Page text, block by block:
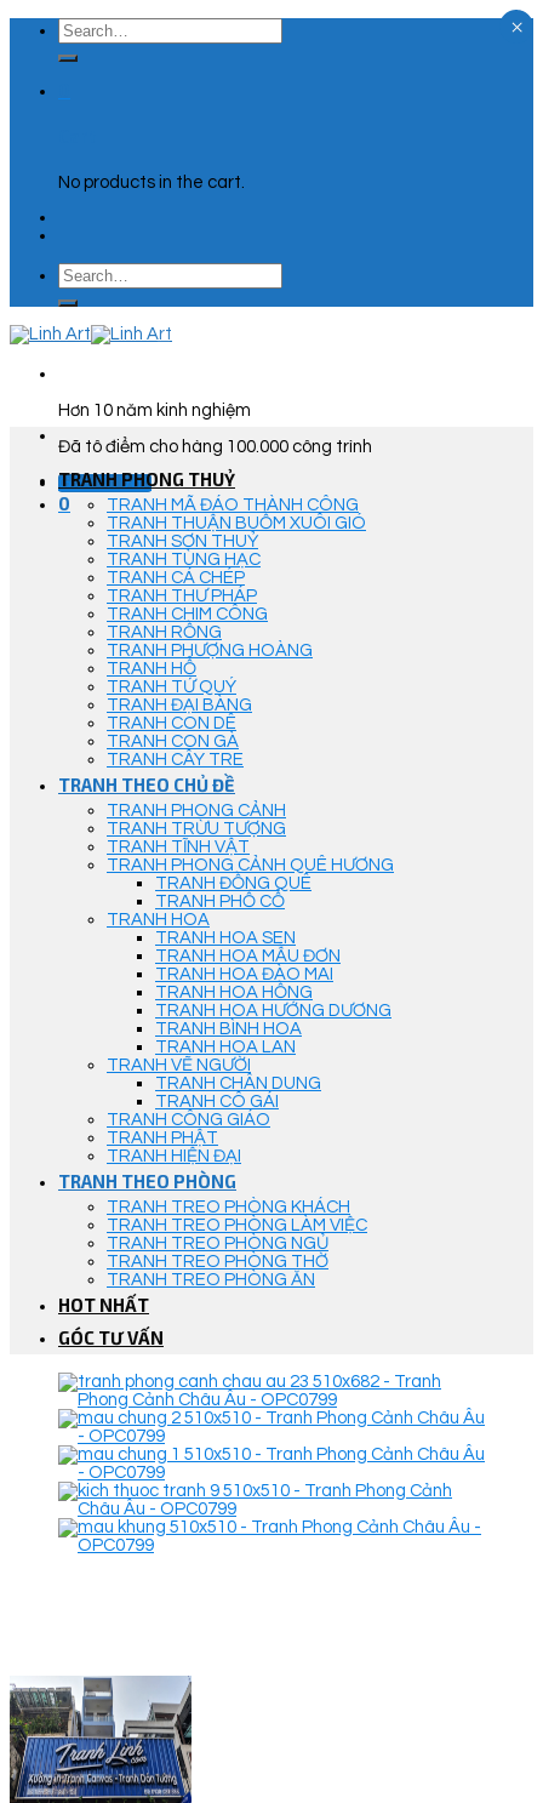
Skip
content
Search
for:
No products in the cart.
Search
for:
Hơn 10 năm kinh nghiệm
Đã tô điểm cho hàng 100.000 công trình
Góc Tư Vấn
0
TRANH PHONG THUỶ
TRANH MÃ ĐÁO THÀNH CÔNG
TRANH THUẬN BUỒM XUÔI GIÓ
TRANH SƠN THUỶ
TRANH TÙNG HẠC
TRANH CÁ CHÉP
TRANH THƯ PHÁP
TRANH CHIM CÔNG
TRANH RỒNG
TRANH PHƯỢNG HOÀNG
TRANH HỔ
TRANH TỨ QUÝ
TRANH ĐẠI BÀNG
TRANH CON DÊ
TRANH CON GÀ
TRANH CÂY TRE
TRANH THEO CHỦ ĐỀ
TRANH PHONG CẢNH
TRANH TRỪU TƯỢNG
TRANH TĨNH VẬT
TRANH PHONG CẢNH QUÊ HƯƠNG
TRANH ĐỒNG QUÊ
TRANH PHỐ CỔ
TRANH HOA
TRANH HOA SEN
TRANH HOA MẪU ĐƠN
TRANH HOA ĐÀO MAI
TRANH HOA HỒNG
TRANH HOA HƯỚNG DƯƠNG
TRANH BÌNH HOA
TRANH HOA LAN
TRANH VẼ NGƯỜI
TRANH CHÂN DUNG
TRANH CÔ GÁI
TRANH CÔNG GIÁO
TRANH PHẬT
TRANH HIỆN ĐẠI
TRANH THEO PHÒNG
TRANH TREO PHÒNG KHÁCH
TRANH TREO PHÒNG LÀM VIỆC
TRANH TREO PHÒNG NGỦ
TRANH TREO PHÒNG THỜ
TRANH TREO PHÒNG ĂN
HOT NHẤT
GÓC TƯ VẤN
×